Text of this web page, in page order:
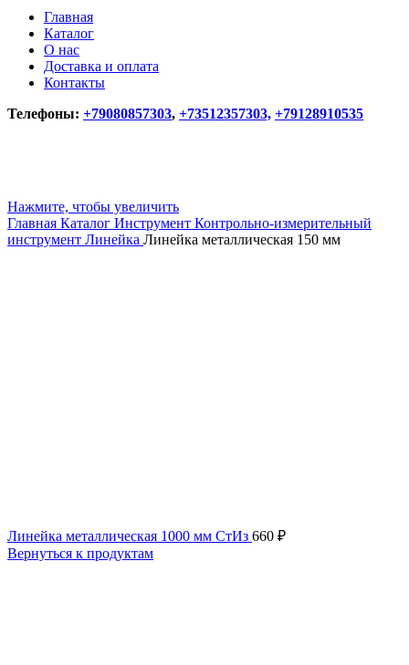
Главная
Каталог
О нас
Доставка и оплата
Контакты
Телефоны: +79080857303, +73512357303, +79128910535
Нажмите, чтобы увеличить
Главная Каталог Инструмент Контрольно-измерительный
инструмент Линейка Линейка металлическая 150 мм
Линейка металлическая 1000 мм СтИз 660 ₽
Вернуться к продуктам